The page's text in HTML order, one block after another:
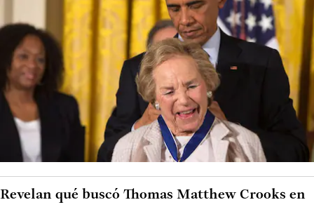
Revelan qué buscó Thomas Matthew Crooks en